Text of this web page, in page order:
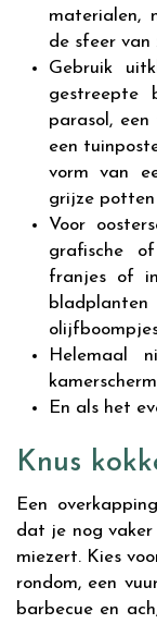
materialen,
de sfeer van
Gebruik
gestreepte
parasol,
een
vorm van
grijze
Voor
grafische
franjes of
Helemaal
En als het
Knus
Een
dat je nog
miezert. Kies
rondom, een
barbecue en